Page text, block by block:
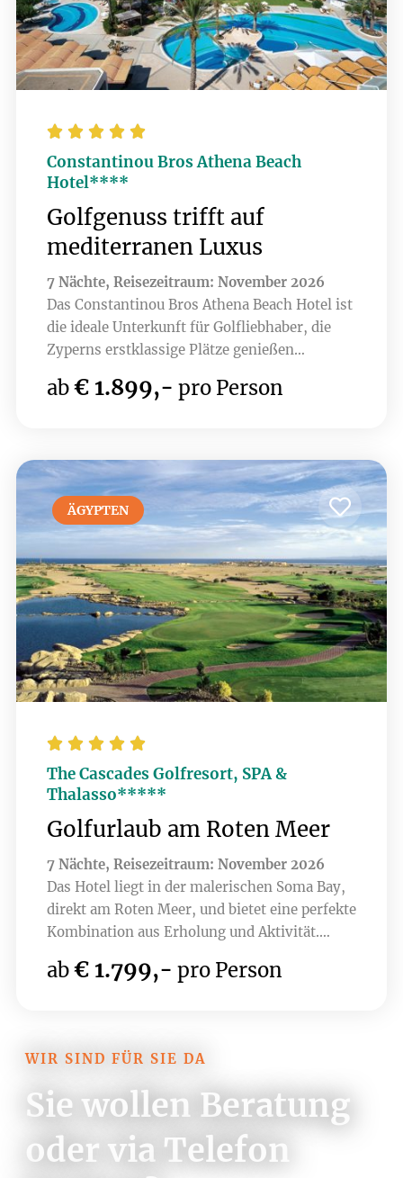
    
Constantinou Bros Athena Beach
Hotel****
Golfgenuss trifft auf
mediterranen Luxus
7 Nächte, Reisezeitraum: November 2026
Das Constantinou Bros Athena Beach Hotel ist
die ideale Unterkunft für Golfliebhaber, die
Zyperns erstklassige Plätze genießen
Top-Golfplätze wie Elea, Minthis , PGA -
ein Spa und erstklassige Restaurants, sorgen
für Erholung nach einer Runde Golf.
ab€ 1.899,- pro Person
ÄGYPTEN
    
The Cascades Golfresort, SPA &
Thalasso*****
Golfurlaub am Roten Meer
7 Nächte, Reisezeitraum: November 2026
Das Hotel liegt in der malerischen Soma Bay,
direkt am Roten Meer, und bietet eine perfekte
Kombination aus Erholung und Aktivität.
sich hier nicht nur die Ruhe genießen,
Course mit seinen spektakulären Ausblicken
auf das Meer und die Wüste verspricht ein
einzigartiges Golferlebnis. Aktuell sind auch
bereits 9 Loch des brandneuen Golfplatzes
Hidden Cove bespielbar - ab dem Jahr 2027
ab€ 1.799,- pro Person
WIR SIND FÜR SIE DA
Sie wollen Beratung
oder via Telefon